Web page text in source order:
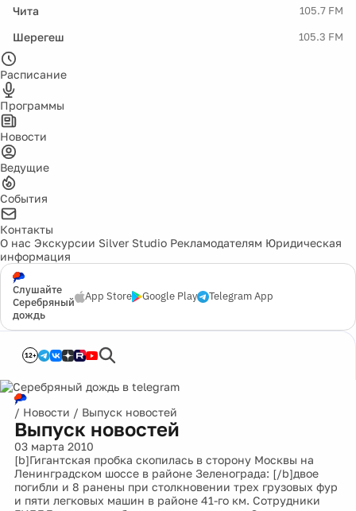
Чита 105.7 FM
Шерегеш 105.3 FM
Расписание
Программы
Новости
Ведущие
События
Контакты
О нас Экскурсии Silver Studio Рекламодателям Юридическая
информация
Слушайте
Серебряный
дождь
App Store Google Play Telegram App
12+
/ Новости / Выпуск новостей
Выпуск новостей
03 марта 2010
[b]Гигантская пробка скопилась в сторону Москвы на
Ленинградском шоссе в районе Зеленограда: [/b]двое
погибли и 8 ранены при столкновении трех грузовых фур
и пяти легковых машин в районе 41-го км. Сотрудники